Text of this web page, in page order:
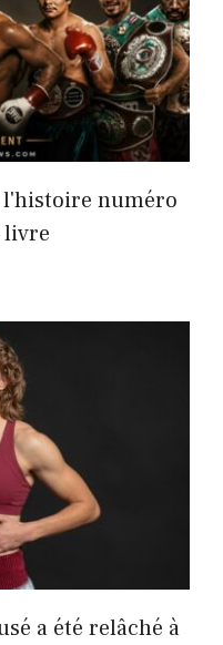
l'histoire numéro
livre
a été relâché à